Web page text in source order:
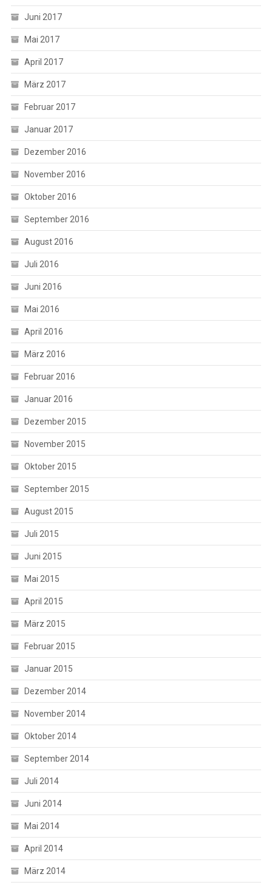
Juni 2017
Mai 2017
April 2017
März 2017
Februar 2017
Januar 2017
Dezember 2016
November 2016
Oktober 2016
September 2016
August 2016
Juli 2016
Juni 2016
Mai 2016
April 2016
März 2016
Februar 2016
Januar 2016
Dezember 2015
November 2015
Oktober 2015
September 2015
August 2015
Juli 2015
Juni 2015
Mai 2015
April 2015
März 2015
Februar 2015
Januar 2015
Dezember 2014
November 2014
Oktober 2014
September 2014
Juli 2014
Juni 2014
Mai 2014
April 2014
März 2014